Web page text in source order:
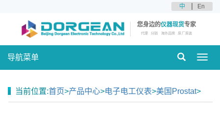
中 En
您身边的仪器现货专家
代理 分销 海外品牌 原厂原装
导航菜单
当前位置:首页>产品中心>电子电工仪表>美国Prostat>